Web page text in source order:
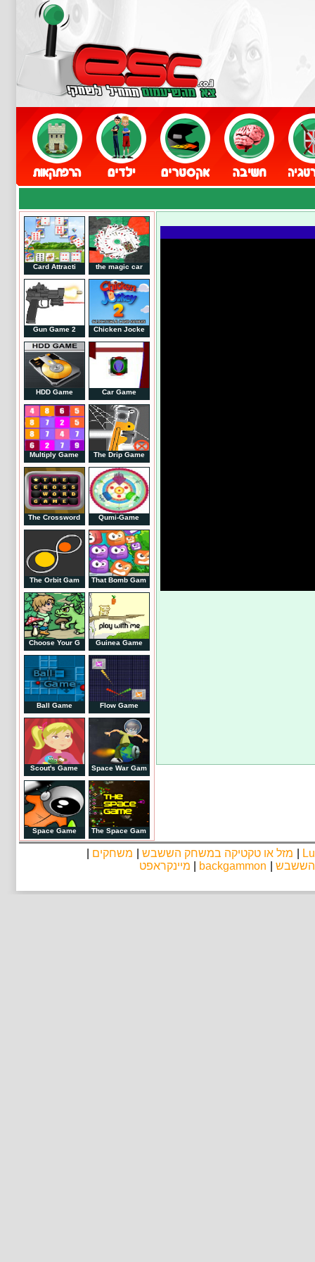
the magic car
Card Attracti
Chicken Jocke
Gun Game 2
Car Game
HDD Game
The Drip Game
Multiply Game
Qumi-Game
The Crossword
That Bomb Gam
The Orbit Gam
Guinea Game
Choose Your G
Flow Game
Ball Game
Space War Gam
Scout's Game
The Space Gam
Space Game
מזל או טקטיקה במשחק הששבש משחקים
הששבש
backgammon מיינקראפט